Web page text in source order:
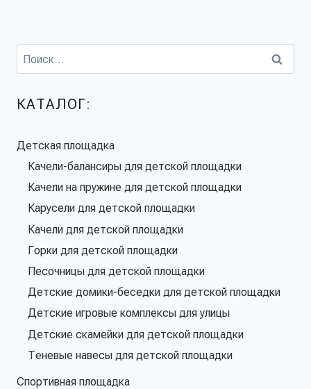
КАТАЛОГ:
Детская площадка
Качели-балансиры для детской площадки
Качели на пружине для детской площадки
Карусели для детской площадки
Качели для детской площадки
Горки для детской площадки
Песочницы для детской площадки
Детские домики-беседки для детской площадки
Детские игровые комплексы для улицы
Детские скамейки для детской площадки
Теневые навесы для детской площадки
Спортивная площадка